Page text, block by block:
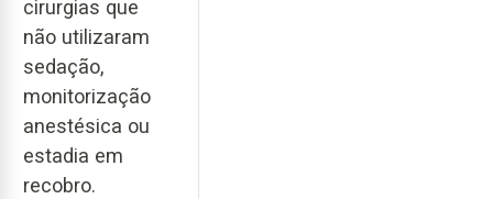
cirurgias que
não utilizaram
sedação,
monitorização
anestésica ou
estadia em
recobro.